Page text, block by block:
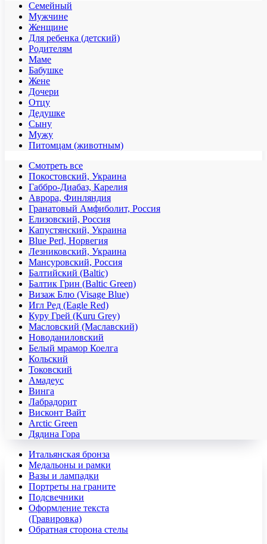
Семейный
Мужчине
Женщине
Для ребенка (детский)
Родителям
Маме
Бабушке
Жене
Дочери
Отцу
Дедушке
Сыну
Мужу
Питомцам (животным)
Смотреть все
Покостовский, Украина
Габбро-Диабаз, Карелия
Аврора, Финляндия
Гранатовый Амфиболит, Россия
Елизовский, Россия
Капустянский, Украина
Blue Perl, Норвегия
Лезниковский, Украина
Мансуровский, Россия
Балтийский (Baltic)
Балтик Грин (Baltic Green)
Визаж Блю (Visage Blue)
Игл Ред (Eagle Red)
Куру Грей (Kuru Grey)
Масловский (Маславский)
Новоданиловский
Белый мрамор Коелга
Кольский
Токовский
Амадеус
Винга
Лабрадорит
Висконт Вайт
Аrctic Green
Дядина Гора
Итальянская бронза
Медальоны и рамки
Вазы и лампадки
Портреты на граните
Подсвечники
Оформление текста
(Гравировка)
Обратная сторона стелы